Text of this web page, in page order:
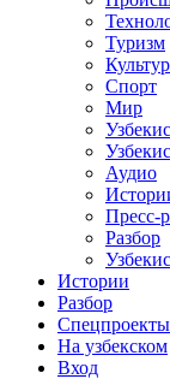
Туризм
Спорт
Мир
Аудио
Пресс-
Разбор
Истории
Разбор
Спецпроекты
На узбекском
Вход